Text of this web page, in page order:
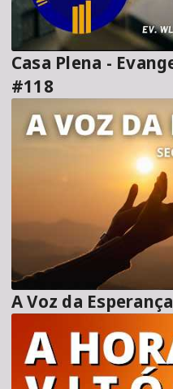
Casa Plena -
#118